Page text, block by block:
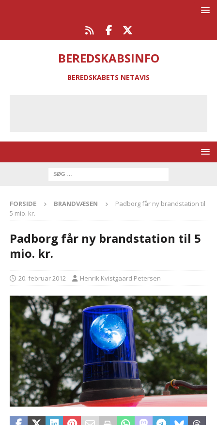
BEREDSKABSINFO
BEREDSKABETS NETAVIS
FORSIDE BRANDVÆSEN
Padborg får ny brandstation til
5 mio. kr.
Padborg får ny brandstation til 5
mio. kr.
20. februar 2012 Henrik Kvistgaard Petersen